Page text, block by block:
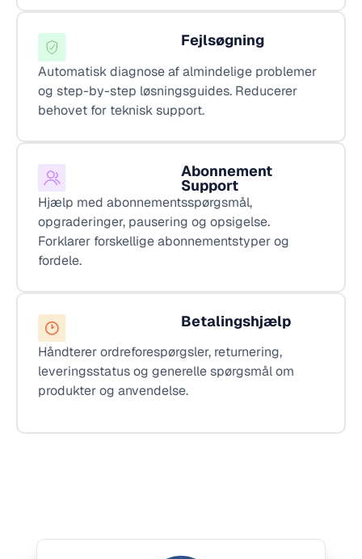
Fejlsøgning
Automatisk diagnose af almindelige problemer
og step-by-step løsningsguides. Reducerer
behovet for teknisk support.
Abonnement
Support
Hjælp med abonnementsspørgsmål,
opgraderinger, pausering og opsigelse.
Forklarer forskellige abonnementstyper og
fordele.
Betalingshjælp
Håndterer ordreforespørgsler, returnering,
leveringsstatus og generelle spørgsmål om
produkter og anvendelse.